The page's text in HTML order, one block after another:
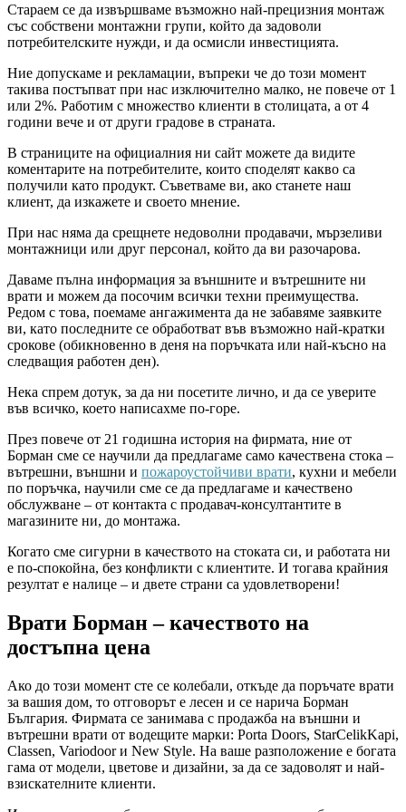
Стараем се да извършваме възможно най-прецизния монтаж
със собствени монтажни групи, който да задоволи
потребителските нужди, и да осмисли инвестицията.
Ние допускаме и рекламации, въпреки че до този момент
такива постъпват при нас изключително малко, не повече от 1
или 2%. Работим с множество клиенти в столицата, а от 4
години вече и от други градове в страната.
В страниците на официалния ни сайт можете да видите
коментарите на потребителите, които споделят какво са
получили като продукт. Съветваме ви, ако станете наш
клиент, да изкажете и своето мнение.
При нас няма да срещнете недоволни продавачи, мързеливи
монтажници или друг персонал, който да ви разочарова.
Даваме пълна информация за външните и вътрешните ни
врати и можем да посочим всички техни преимущества.
Редом с това, поемаме ангажимента да не забавяме заявките
ви, като последните се обработват във възможно най-кратки
срокове (обикновенно в деня на поръчката или най-късно на
следващия работен ден).
Нека спрем дотук, за да ни посетите лично, и да се уверите
във всичко, което написахме по-горе.
През повече от 21 годишна история на фирмата, ние от
Борман сме се научили да предлагаме само качествена стока –
вътрешни, външни и пожароустойчиви врати, кухни и мебели
по поръчка, научили сме се да предлагаме и качествено
обслужване – от контакта с продавач-консултантите в
магазините ни, до монтажа.
Когато сме сигурни в качеството на стоката си, и работата ни
е по-спокойна, без конфликти с клиентите. И тогава крайния
резултат е налице – и двете страни са удовлетворени!
Врати Борман – качеството на
достъпна цена
Ако до този момент сте се колебали, откъде да поръчате врати
за вашия дом, то отговорът е лесен и се нарича Борман
България. Фирмата се занимава с продажба на външни и
вътрешни врати от водещите марки: Porta Doors, StarCelikKapi,
Classen, Variodoor и New Style. На ваше разположение е богата
гама от модели, цветове и дизайни, за да се задоволят и най-
взискателните клиенти.